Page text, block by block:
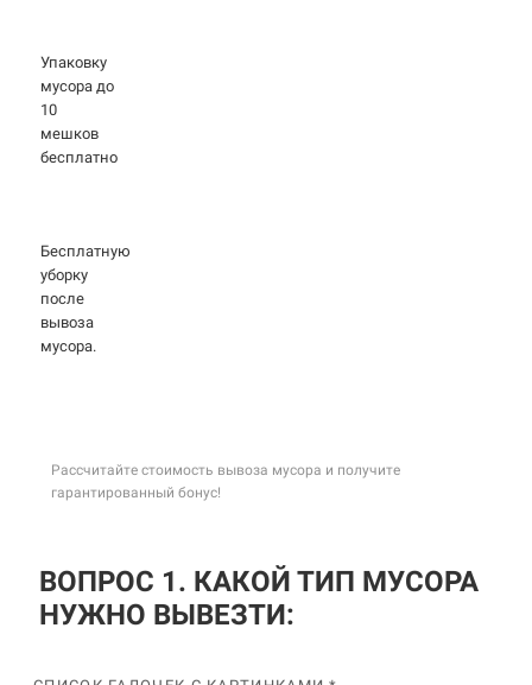
Упаковку
мусора до
10
мешков
бесплатно
Бесплатную
уборку
после
вывоза
мусора.
Рассчитайте стоимость вывоза мусора и получите
гарантированный бонус!
ВОПРОС 1. КАКОЙ ТИП МУСОРА
НУЖНО ВЫВЕЗТИ: